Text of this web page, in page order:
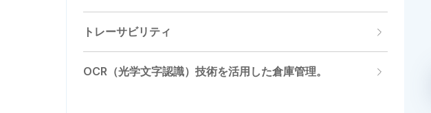
トレーサビリティ
OCR（光学文字認識）技術を活用した倉庫管理。